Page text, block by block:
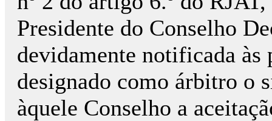
Presidente do Conselho
devidamente notificada às
designado como árbitro o
àquele Conselho a